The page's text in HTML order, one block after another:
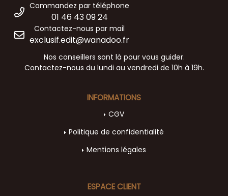
Commandez par téléphone
01 46 43 09 24
Contactez-nous par mail
exclusif.edit@wanadoo.fr
Nos conseillers sont là pour vous guider.
Contactez-nous du lundi au vendredi de 10h à 19h.
INFORMATIONS
CGV
Politique de confidentialité
Mentions légales
ESPACE CLIENT